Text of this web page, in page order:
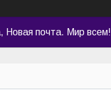
Новая почта. Мир всем!